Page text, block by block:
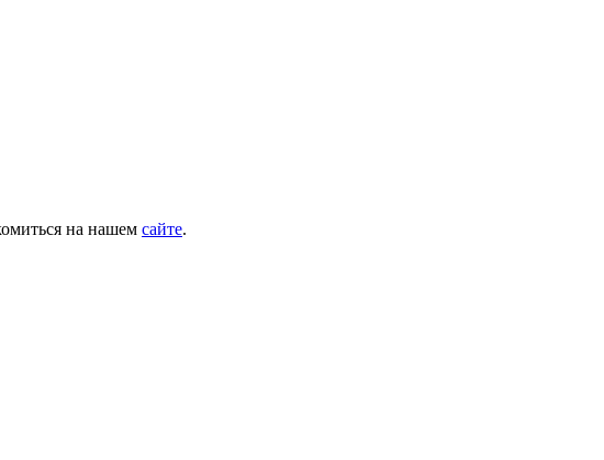
на нашем сайте.